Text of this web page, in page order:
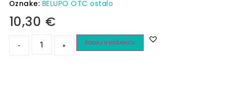
Oznake: BELUPO OTC ostalo
10,30 €
- + DODAJ U KOŠARICU